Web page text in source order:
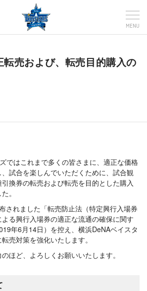
MENU
転売および、転売目的購入の
ではこれまで多くの皆さまに、適正な価格
試合を楽しんでいただくために、試合観
換券の転売および転売を目的とした購入
。
されました「転売防止法（特定興行入場券
る興行入場券の適正な流通の確保に関す
年6月14日）を控え、横浜DeNAベイスタ
売対策を強化いたします。
ほど、よろしくお願いいたします。